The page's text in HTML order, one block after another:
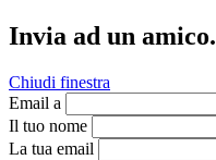
Invia ad un amico.
Chiudi finestra
Email a
Il tuo nome
La tua email